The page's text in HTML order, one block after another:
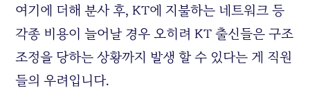
여기에 더해 분사 후, KT에 지불하는 네트워크 등
각종 비용이 늘어날 경우 오히려 KT 출신들은 구조
조정을 당하는 상황까지 발생 할 수 있다는 게 직원
들의 우려입니다.